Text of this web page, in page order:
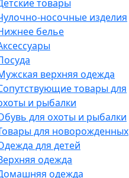
товары
носочные изделия
белье
верхняя одежда
товары для
и рыбалки
для охоты и рыбалки
для новорожденных
для детей
одежда
одежда